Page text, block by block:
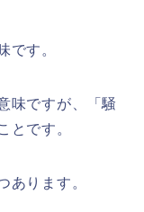
です。
味ですが、「騒
とです。
あります。